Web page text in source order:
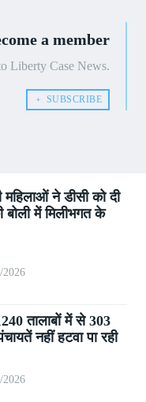
a member
Liberty Case News.
﹢ SUBSCRIBE
ने डीसी को दी
में मिलीभगत के
2026
तालाबों में से 303
नहीं हटवा पा रही
2026